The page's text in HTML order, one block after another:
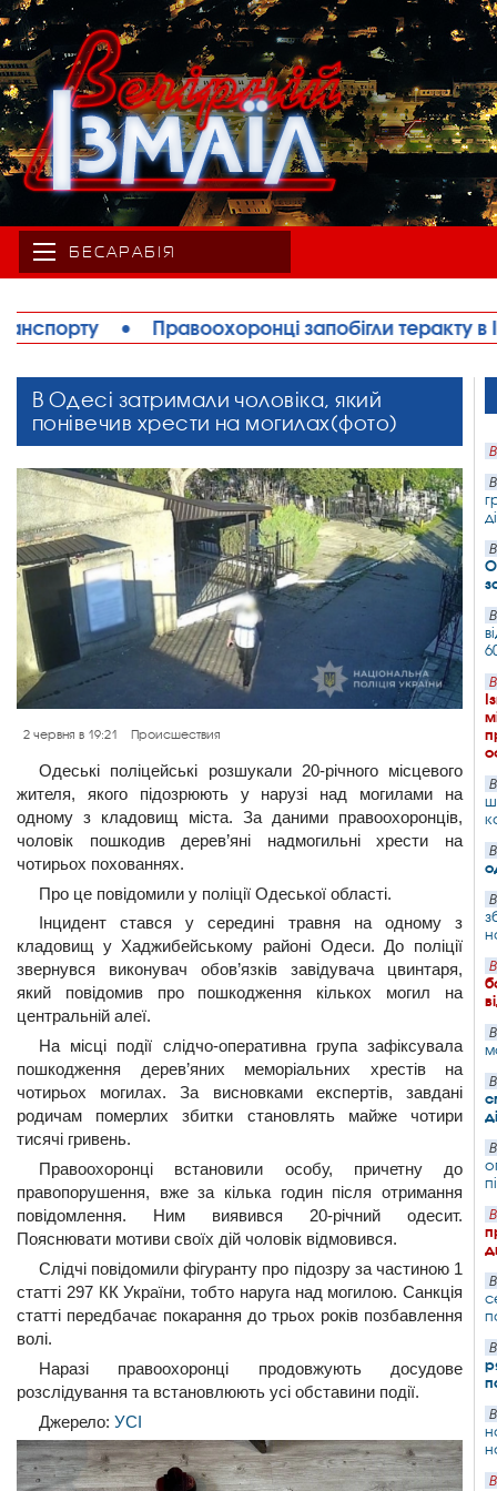
БЕСАРАБІЯ
теракту в Ізмаїлі: затримано жінку,
В Одесі затримали чоловіка, який
понівечив хрести на могилах(фото)
2 червня в 19:21 Происшествия
Одеські поліцейські розшукали 20-річного місцевого
жителя, якого підозрюють у нарузі над могилами на
одному з кладовищ міста. За даними правоохоронців,
чоловік пошкодив дерев’яні надмогильні хрести на
чотирьох похованнях.
Про це повідомили у поліції Одеської області.
Інцидент стався у середині травня на одному з
кладовищ у Хаджибейському районі Одеси. До поліції
звернувся виконувач обов’язків завідувача цвинтаря,
який повідомив про пошкодження кількох могил на
центральній алеї.
На місці події слідчо-оперативна група зафіксувала
пошкодження дерев’яних меморіальних хрестів на
чотирьох могилах. За висновками експертів, завдані
родичам померлих збитки становлять майже чотири
тисячі гривень.
Правоохоронці встановили особу, причетну до
правопорушення, вже за кілька годин після отримання
повідомлення. Ним виявився 20-річний одесит.
Пояснювати мотиви своїх дій чоловік відмовився.
Слідчі повідомили фігуранту про підозру за частиною 1
статті 297 КК України, тобто наруга над могилою. Санкція
статті передбачає покарання до трьох років позбавлення
волі.
Наразі правоохоронці продовжують досудове
розслідування та встановлюють усі обставини події.
Джерело: УСІ